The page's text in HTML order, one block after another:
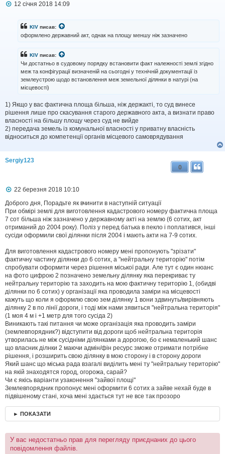
П12 січня 2018 14:09
KIV писав:
оформлено державний акт, однак на площу меншу ніж зазначено
KIV писав:
Чи достатньо в судовому порядку встановити факт належності землі згідно
меж та конфігурації визначеній на сьогодні у технічній документації із
землеустрою щодо встановлення меж земельної ділянки в натурі (на
місцевості)
1) Якщо у вас фактична площа більша, ніж держакті, то суд винесе
рішення лише про скасування старого державного акта, а визнати право
власності на більшу площу через суд не вийде
2) передача земель із комунальної власності у приватну власність
відноситься до компетенції органів місцевого самоврядування
Sergiy123
0
П
в
і
д
м
л
н
н
я
22 березня 2018 10:10
Доброго дня, Порадьте як вчинити в наступній ситуації
При обмірі землі для виготовлення кадастрового номеру фактична площа
7 сот більша ніж зазначено у державному акті на землю (6 сотих, акт
отриманий до 2004 року). Поліз у перед батька в пекло і поплатився, інші
сусіди оформили свої ділянки після 2004 і мають акти на 7-9 сотих.
Для виготовлення кадастрового номеру мені пропонують "зрізати"
фактичну частину ділянки до 6 сотих, а "нейтральну територію" потім
спробувати оформити через рішення міської ради. Але тут є один нюанс
на фото цифрою 2 позначено земельну ділянку яка перекриває ту
нейтральну територію та заходить на мою фактичну територію 1, (обидві
ділянки по 6 сотих) у організації яка проводила заміри на місцевості
кажуть що коли я оформлю свою зем ділянку 1 вони здвинуть/вирівняють
ділянку 2 в по лінії дороги, і тоді між нами зявиться "нейтральна територія"
(1 моя 4 м і +1 метр для того сусіда 2)
Виникають такі питання чи може організація яка проводить заміри
(землевпорядник?) відступити від дороги щоб нейтральна територія
утворилась не між сусідніми ділянками а дорогою, бо є немаленький шанс
що власник ділнки 2 маючи адмін/фін ресурс зможе отримати потрібне
рішення, і розширить свою ділянку в мою сторону і в сторону дороги
Який шанс що міська рада взагалі виділить мені ту "нейтральну територію"
на якій знаходятся город, огорожа, сарай?
Чи є якісь варіанти узаконення "зайвої площі"
Землевпорядник пропонує мені оформити 6 сотих а зайве нехай буде в
підвішеному стані, хоча мені здається тут не все так прозоро
► ПОКАЗАТИ
У вас недостатньо прав для перегляду приєднаних до цього
повідомлення файлів.